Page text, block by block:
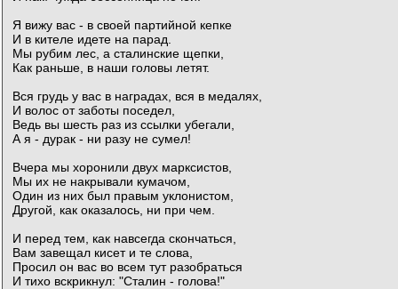
Я вижу вас - в своей партийной кепке
И в кителе идете на парад.
Мы рубим лес, а сталинские щепки,
Как раньше, в наши головы летят.
Вся грудь у вас в наградах, вся в медалях,
И волос от заботы поседел,
Ведь вы шесть раз из ссылки убегали,
А я - дурак - ни разу не сумел!
Вчера мы хоронили двух марксистов,
Мы их не накрывали кумачом,
Один из них был правым уклонистом,
Другой, как оказалось, ни при чем.
И перед тем, как навсегда скончаться,
Вам завещал кисет и те слова,
Просил он вас во всем тут разобраться
И тихо вскрикнул: "Сталин - голова!"